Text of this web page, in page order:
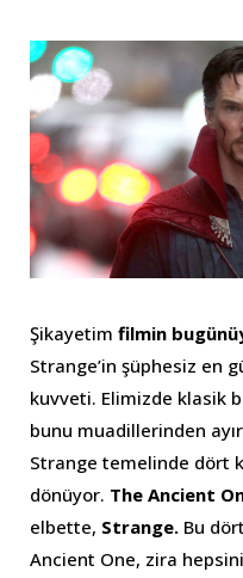
Şikayetim filmin
Strange’in şüphesiz en
kuvveti. Elimizde klasik
bunu muadillerinden
Strange temelinde dört
dönüyor. The Ancient
elbette, Strange. Bu
Ancient One, zira